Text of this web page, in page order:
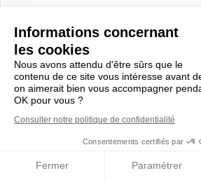
Informations concernant
les cookies
Nous avons attendu d'être sûrs que le
contenu de ce site vous intéresse avant
on aimerait bien vous accompagner
OK pour vous ?
Consulter notre politique de confidentialité
Consentements certifiés par
Fermer Paramétrer
Email
RGPD
Votre adresse e-mail sert uniquement
lettre d'information et des informations
ViaAduc. Vous pouvez toujours utiliser le